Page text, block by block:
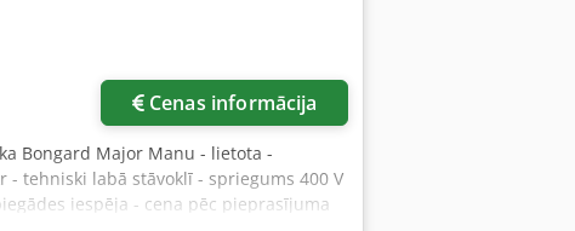
Cenas informācija
Bongard Major Manu - lietota -
- tehniski labā stāvoklī - spriegums 400 V
iespēja - cena pēc pieprasījuma